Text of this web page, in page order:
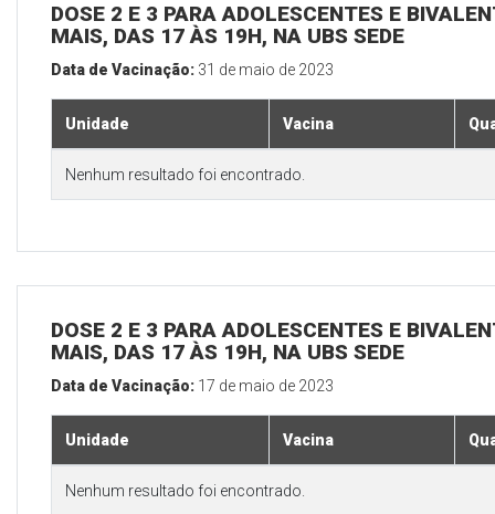
DOSE 2 E 3 PARA ADOLESCENTES E
MAIS, DAS 17 ÀS 19H, NA UBS SEDE
Data de Vacinação: 31 de maio de 2023
Unidade Vacina
Nenhum resultado foi encontrado.
DOSE 2 E 3 PARA ADOLESCENTES E
MAIS, DAS 17 ÀS 19H, NA UBS SEDE
Data de Vacinação: 17 de maio de 2023
Unidade Vacina
Nenhum resultado foi encontrado.